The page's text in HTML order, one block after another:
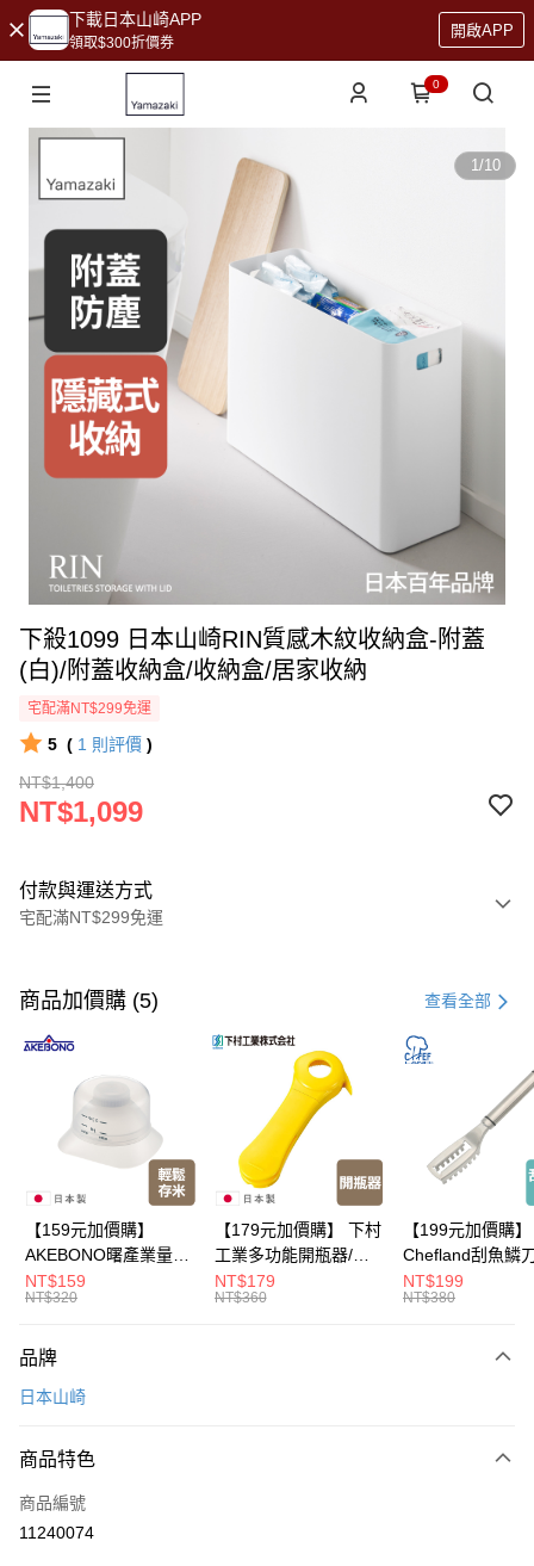
下載日本山崎APP
領取$300折價券
開啟APP
0
1/10
下殺1099 日本山崎RIN質感木紋收納盒-附蓋
(白)/附蓋收納盒/收納盒/居家收納
宅配滿NT$299免運
5 ( 1 則評價 )
NT$1,400
NT$1,099
付款與運送方式
宅配滿NT$299免運
信用卡一次付款
LINE Pay
Apple Pay
悠遊付
全盈+PAY
大哥付你分期
相關說明
2.付款方式選擇「大哥付你分期」，訂單成立後會自動跳轉到大哥付的交易
成交易。
4.訂單成立30分鐘內，如未前往確認交易或遇審核未通過，訂單將自動取
消。如遇「轉專審核」未通過狀況，表示未達大哥付你分期系統評分，恕無
【繳款方式說明】
1.分期款項不併入電信帳單，「大哥付你分期」於每月結算日後寄送繳費提
運送方式
每筆NT$150，滿NT$299(含以上)免運費
商品加價購 (5) 查看全部
【159元加價購】
AKEBONO曙產業量米
杯漏斗組(白)/量米杯/
米桶/量米用具/任二件8
NT$159
NT$320
【179元加價購】 下村
工業多功能開瓶器/開
瓶器/餐廚用品/料理道
具/任二件8折
NT$179
NT$360
【199元加價購】
Chefland刮魚鱗
魚鱗器/廚房用品/
道具/任二件8折
NT$199
NT$380
品牌
日本山崎
商品特色
商品編號
11240074